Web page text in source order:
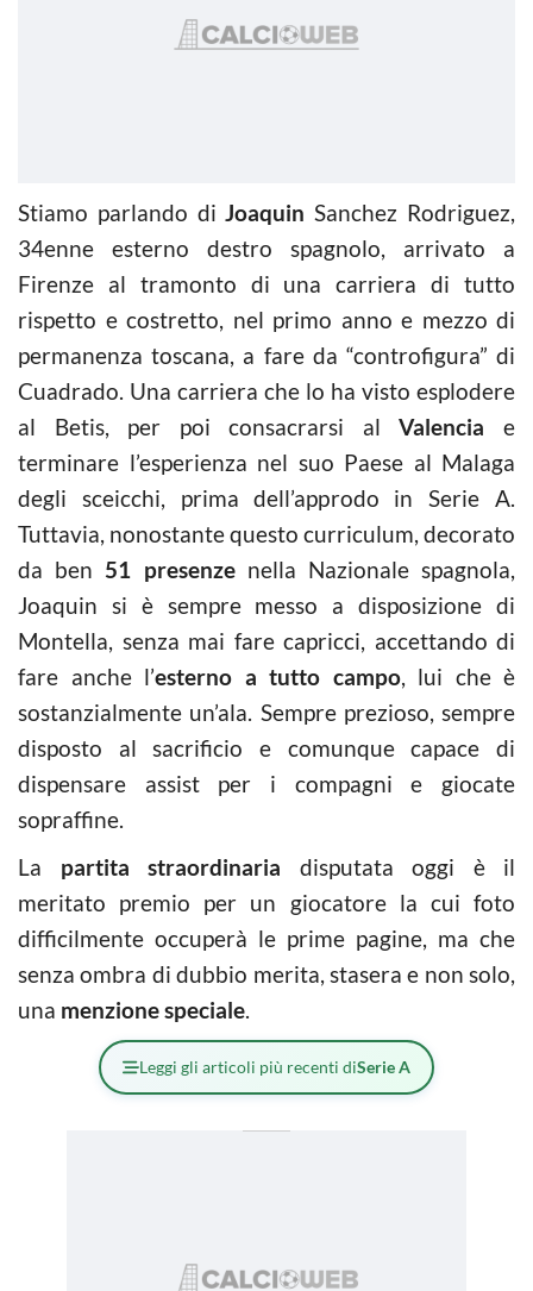
Stiamo parlando diJoaquin Sanchez Rodriguez,
34enne esterno destro spagnolo, arrivato a
Firenze al tramonto di una carriera di tutto
rispetto e costretto, nel primo anno e mezzo di
permanenza toscana, a fare da “controfigura” di
Cuadrado. Una carriera che lo ha visto esplodere
al Betis, per poi consacrarsi alValencia e
terminare l’esperienza nel suo Paese al Malaga
degli sceicchi, prima dell’approdo in Serie A.
Tuttavia, nonostante questo curriculum, decorato
da ben 51 presenzenella Nazionale spagnola,
Joaquin si è sempre messo a disposizione di
Montella, senza mai fare capricci, accettando di
fare anche l’esterno a tutto campo, lui che è
sostanzialmente un’ala. Sempre prezioso, sempre
disposto al sacrificio e comunque capace di
dispensare assist per i compagni e giocate
sopraffine.
La partita straordinaria disputata oggi è il
meritato premio per un giocatore la cui foto
difficilmente occuperà le prime pagine, ma che
senza ombra di dubbio merita, stasera e non solo,
una menzione speciale.
Leggi gli articoli più recenti diSerie A